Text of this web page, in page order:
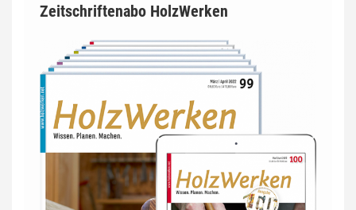
Zeitschriftenabo HolzWerken